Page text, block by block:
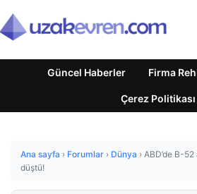
Güncel Haberler Firma
Çerez Politikası
Ana sayfa › Forumlar › Dünya › ABD’de B-52
düştü!